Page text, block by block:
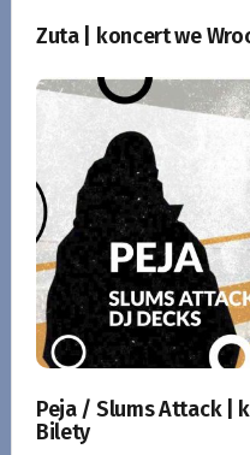
Zuta | koncert we
Peja / Slums Attack |
Bilety